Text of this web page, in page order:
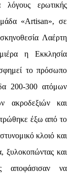
ερωτικής
«Artisan», σε
Λαέρτη
η Εκκλησία
το πρόσωπο
200-300 ατόμων
ακροδεξιών και
έξω από το
κλοιό και
ξυλοκοπώντας και
αποφάσισαν να